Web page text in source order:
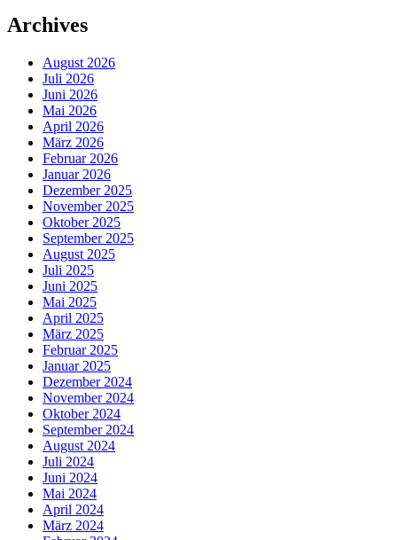
Archives
August 2026
Juli 2026
Juni 2026
Mai 2026
April 2026
März 2026
Februar 2026
Januar 2026
Dezember 2025
November 2025
Oktober 2025
September 2025
August 2025
Juli 2025
Juni 2025
Mai 2025
April 2025
März 2025
Februar 2025
Januar 2025
Dezember 2024
November 2024
Oktober 2024
September 2024
August 2024
Juli 2024
Juni 2024
Mai 2024
April 2024
März 2024